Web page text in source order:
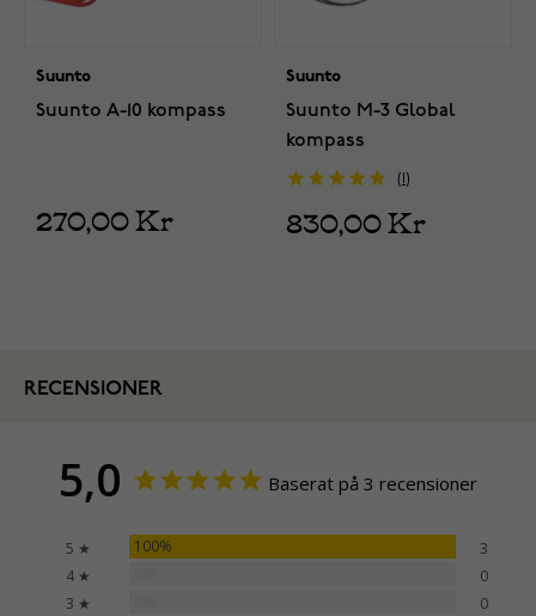
Suunto
Suunto A-10 kompass
270,00 Kr
Suunto
Suunto M-3 Global
kompass
830,00 Kr
RECENSIONER
5,0 Baserat på 3 recensioner
5 ★ 100%
3
4 ★
0
3 ★
0